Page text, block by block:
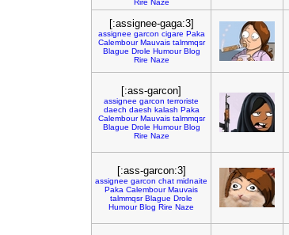
Rire Naze
[:assignee-gaga:3]
assignee garcon cigare Paka
Calembour Mauvais talmmqsr
Blague Drole Humour Blog
Rire Naze
[:ass-garcon]
assignee garcon terroriste
daech daesh kalash Paka
Calembour Mauvais talmmqsr
Blague Drole Humour Blog
Rire Naze
[:ass-garcon:3]
assignee garcon chat midnaite
Paka Calembour Mauvais
talmmqsr Blague Drole
Humour Blog Rire Naze